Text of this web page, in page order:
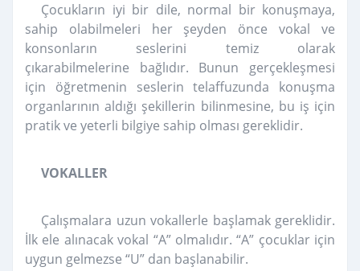
Çocukların iyi bir dile, normal bir konuşmaya,
sahip olabilmeleri her şeyden önce vokal ve
konsonların seslerini temiz olarak
çıkarabilmelerine bağlıdır. Bunun gerçekleşmesi
için öğretmenin seslerin telaffuzunda konuşma
organlarının aldığı şekillerin bilinmesine, bu iş için
pratik ve yeterli bilgiye sahip olması gereklidir.
VOKALLER
Çalışmalara uzun vokallerle başlamak gereklidir.
İlk ele alınacak vokal “A” olmalıdır. “A” çocuklar için
uygun gelmezse “U” dan başlanabilir.